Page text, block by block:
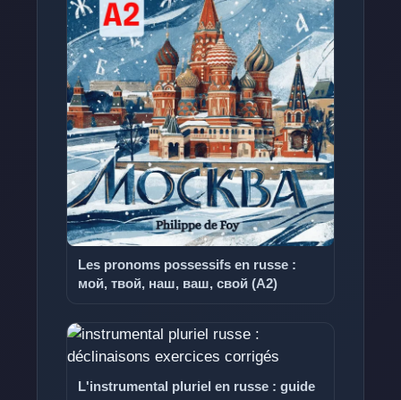
Les pronoms possessifs en russe :
мой, твой, наш, ваш, свой (A2)
L'instrumental pluriel en russe : guide